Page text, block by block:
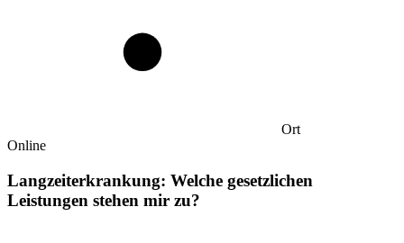
Ort
Online
Langzeiterkrankung: Welche gesetzlichen
Leistungen stehen mir zu?